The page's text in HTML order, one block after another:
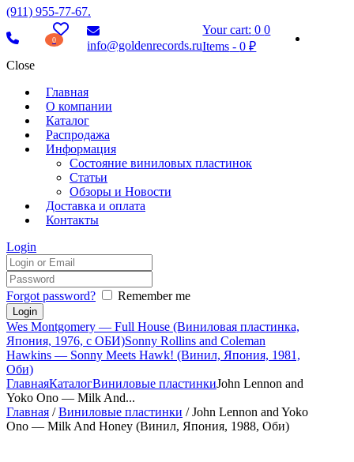
(911) 955-77-67.
0 info@goldenrecords.ru
Your cart: 00
Items -0 ₽
Close
Главная
О компании
Каталог
Распродажа
Информация
Состояние виниловых пластинок
Статьи
Обзоры и Новости
Доставка и оплата
Контакты
Login
Forgot password? Remember me
Wes Montgomery — Full House (Виниловая пластинка,
Япония, 1976, с ОБИ)Sonny Rollins and Coleman
Hawkins — Sonny Meets Hawk! (Винил, Япония, 1981,
Оби)
ГлавнаяКаталогВиниловые пластинкиJohn Lennon and
Yoko Ono — Milk And...
Главная /Виниловые пластинки / John Lennon and Yoko
Ono — Milk And Honey (Винил, Япония, 1988, Оби)